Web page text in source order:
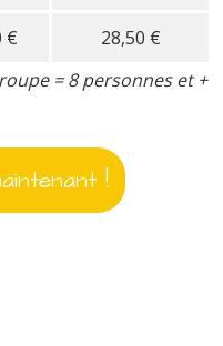
€
28,50 €
= 8 personnes et +
!